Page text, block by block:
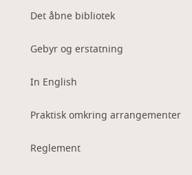
Det åbne bibliotek
Gebyr og erstatning
In English
Praktisk omkring arrangementer
Reglement